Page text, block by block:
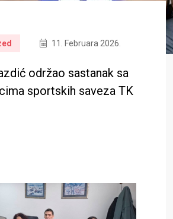
11. Februara 2026.
održao sastanak sa
sportskih saveza TK